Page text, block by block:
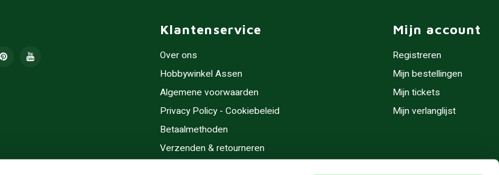
Klantenservice
Over ons
Hobbywinkel Assen
Algemene voorwaarden
Privacy Policy - Cookiebeleid
Betaalmethoden
Verzenden & retourneren
Mijn account
Registreren
Mijn bestellingen
Mijn tickets
Mijn verlanglijst